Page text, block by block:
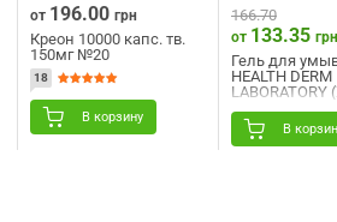
от 196.00 грн
Креон 10000 капс. тв.
150мг №20
18
В корзину
166.70
от 133.35 грн
Гель для
HEALTH DERM
LABORATORY
Problem Pure
Проблем Пур
В